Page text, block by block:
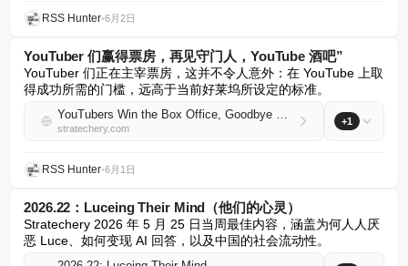
RSS Hunter•6月2日
YouTuber 们赢得票房，再见守门人，YouTube 酒吧”
YouTuber 们正在主宰票房，这并不令人意外：在 YouTube 上取
得成功所需的门槛，远高于当前好莱坞所设定的标准。
YouTubers Win the Box Office, Goodbye Gatekeepers, The YouTube Bar
stratechery.com
+1
RSS Hunter•6月1日
2026.22：Luceing Their Mind（他们的心灵）
Stratechery 2026 年 5 月 25 日当周最佳内容，涵盖为何人人厌
恶 Luce、如何变现 AI 回答，以及中国的社会流动性。